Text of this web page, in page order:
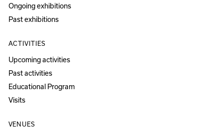
Ongoing exhibitions
Past exhibitions
ACTIVITIES
Upcoming activities
Past activities
Educational Program
Visits
VENUES